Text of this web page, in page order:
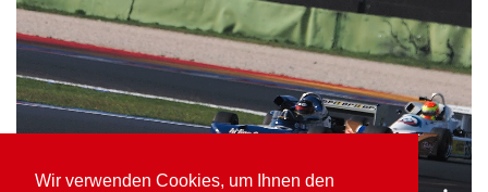
Wir verwenden Cookies, um Ihnen den